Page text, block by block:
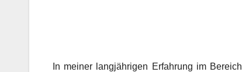
In meiner langjährigen Erfahrung im